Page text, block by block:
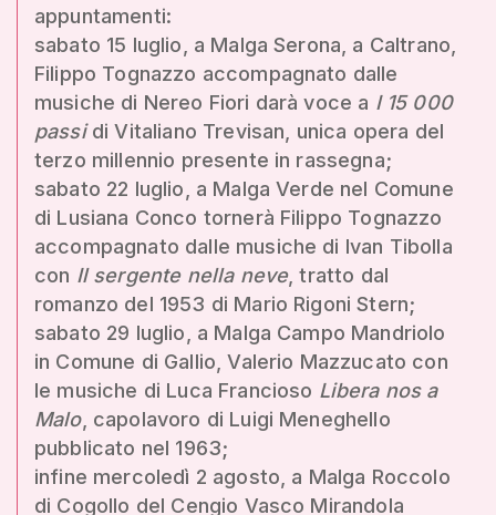
appuntamenti:
sabato 15 luglio, a Malga Serona, a Caltrano,
Filippo Tognazzo accompagnato dalle
musiche di Nereo Fiori darà voce a I 15 000
passidi Vitaliano Trevisan, unica opera del
terzo millennio presente in rassegna;
sabato 22 luglio, a Malga Verde nel Comune
di Lusiana Conco tornerà Filippo Tognazzo
accompagnato dalle musiche di Ivan Tibolla
con Il sergente nella neve, tratto dal
romanzo del 1953 di Mario Rigoni Stern;
sabato 29 luglio, a Malga Campo Mandriolo
in Comune di Gallio, Valerio Mazzucato con
le musiche di Luca Francioso Libera nos a
Malo, capolavoro di Luigi Meneghello
pubblicato nel 1963;
infine mercoledì 2 agosto, a Malga Roccolo
di Cogollo del Cengio Vasco Mirandola